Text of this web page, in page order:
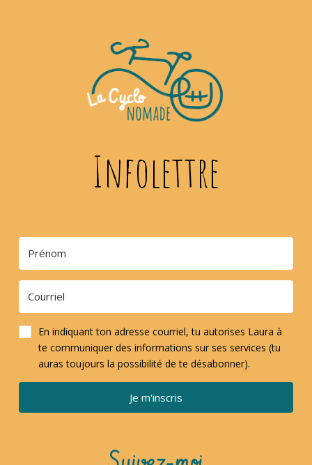
Infolettre
En indiquant ton adresse courriel, tu autorises Laura à
te communiquer des informations sur ses services (tu
auras toujours la possibilité de te désabonner).
Je m'inscris